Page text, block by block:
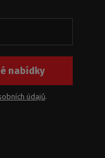
nabídky
údajů.